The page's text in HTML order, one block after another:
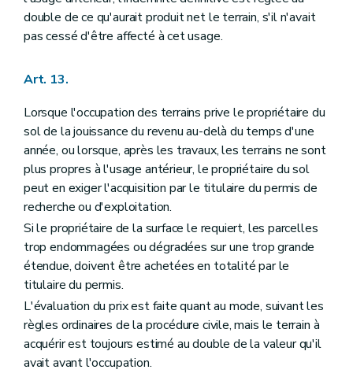
double de ce qu'aurait produit net le terrain, s'il n'avait
pas cessé d'être affecté à cet usage.
Art. 13.
Lorsque l'occupation des terrains prive le propriétaire du
sol de la jouissance du revenu au-delà du temps d'une
année, ou lorsque, après les travaux, les terrains ne sont
plus propres à l'usage antérieur, le propriétaire du sol
peut en exiger l'acquisition par le titulaire du permis de
recherche ou d'exploitation.
Si le propriétaire de la surface le requiert, les parcelles
trop endommagées ou dégradées sur une trop grande
étendue, doivent être achetées en totalité par le
titulaire du permis.
L'évaluation du prix est faite quant au mode, suivant les
règles ordinaires de la procédure civile, mais le terrain à
acquérir est toujours estimé au double de la valeur qu'il
avait avant l'occupation.